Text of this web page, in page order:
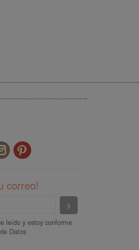
correo!
leído y estoy conforme
Datos